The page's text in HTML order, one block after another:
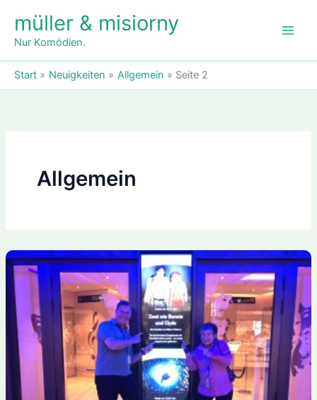
Inhalt
springen
müller & misiorny
Nur Komödien.
Start Neuigkeiten Allgemein Seite 2
Allgemein